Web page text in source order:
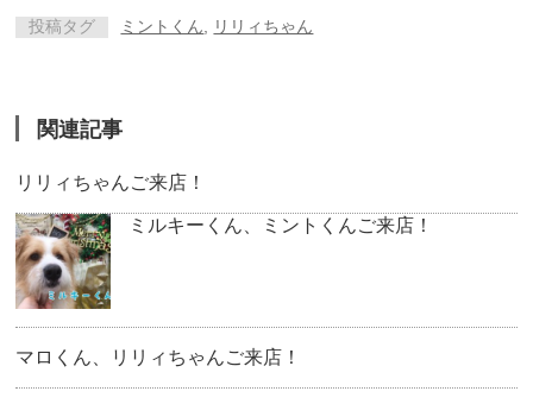
投稿タグ ミントくん リリィちゃん
関連記事
リリィちゃんご来店！
ミルキーくん、ミントくんご来店！
マロくん、リリィちゃんご来店！